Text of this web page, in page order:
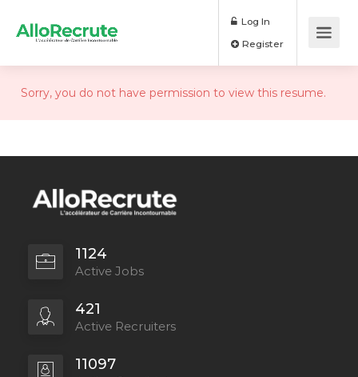
Log In
Sorry, you do not have permission to view this resume.
1124
Active Jobs
421
Active Recruiters
11097